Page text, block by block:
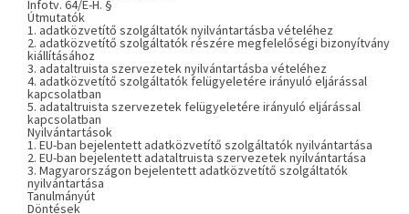
Infotv. 64/E-H. §
Útmutatók
1. adatközvetítő szolgáltatók nyilvántartásba vételéhez
2. adatközvetítő szolgáltatók részére megfelelőségi bizonyítvány
kiállításához
3. adataltruista szervezetek nyilvántartásba vételéhez
4. adatközvetítő szolgáltatók felügyeletére irányuló eljárással
kapcsolatban
5. adataltruista szervezetek felügyeletére irányuló eljárással
kapcsolatban
Nyilvántartások
1. EU-ban bejelentett adatközvetítő szolgáltatók nyilvántartása
2. EU-ban bejelentett adataltruista szervezetek nyilvántartása
3. Magyarországon bejelentett adatközvetítő szolgáltatók
nyilvántartása
Tanulmányút
Döntések